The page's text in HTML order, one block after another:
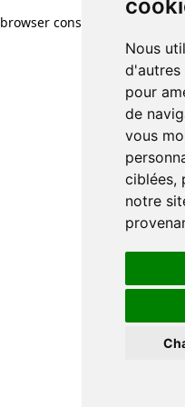
Nous
d'autres
pour
de
vous
ciblées,
notre
browser console for more